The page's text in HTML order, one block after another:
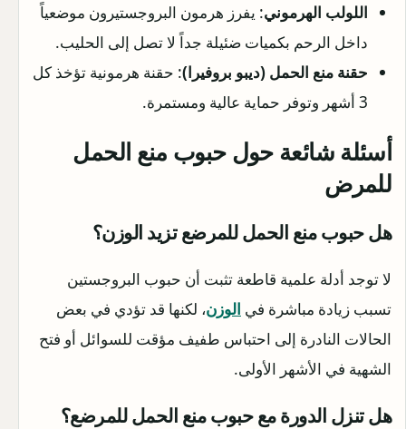
اللولب الهرموني: يفرز هرمون البروجستيرون موضعياً
داخل الرحم بكميات ضئيلة جداً لا تصل إلى الحليب.
حقنة منع الحمل (ديبو بروفيرا): حقنة هرمونية تؤخذ كل
3 أشهر وتوفر حماية عالية ومستمرة.
أسئلة شائعة حول حبوب منع الحمل
للمرض
هل حبوب منع الحمل للمرضع تزيد الوزن؟
لا توجد أدلة علمية قاطعة تثبت أن حبوب البروجستين
تسبب زيادة مباشرة في الوزن، لكنها قد تؤدي في بعض
الحالات النادرة إلى احتباس طفيف مؤقت للسوائل أو فتح
الشهية في الأشهر الأولى.
هل تنزل الدورة مع حبوب منع الحمل للمرضع؟